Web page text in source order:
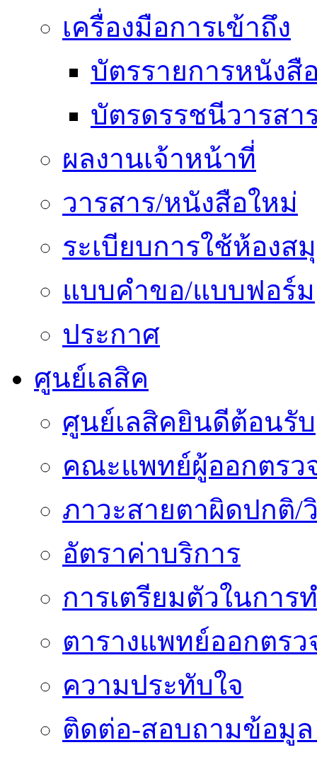
เครื่องมือการเข้าถึง
บัตรรายการหนังสื
บัตรดรรชนีวารสา
ผลงานเจ้าหน้าที่
วารสาร/หนังสือใหม่
ระเบียบการใช้ห้องส
แบบคำขอ/แบบฟอร์ม
ประกาศ
ศูนย์เลสิค
ศูนย์เลสิคยินดีต้อนรับ
คณะแพทย์ผู้ออกตรว
ภาวะสายตาผิดปกติ/
อัตราค่าบริการ
การเตรียมตัวในการ
ตารางแพทย์ออกตรว
ความประทับใจ
ติดต่อ-สอบถามข้อมู